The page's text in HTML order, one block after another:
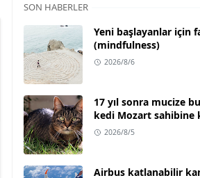
SON HABERLER
Yeni başlayanlar için
(mindfulness)
2026/8/6
17 yıl sonra mucize
kedi Mozart sahibine
2026/8/5
Airbus katlanabilir